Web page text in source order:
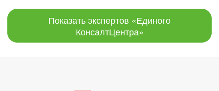
Показать экспертов «Единого
КонсалтЦентра»